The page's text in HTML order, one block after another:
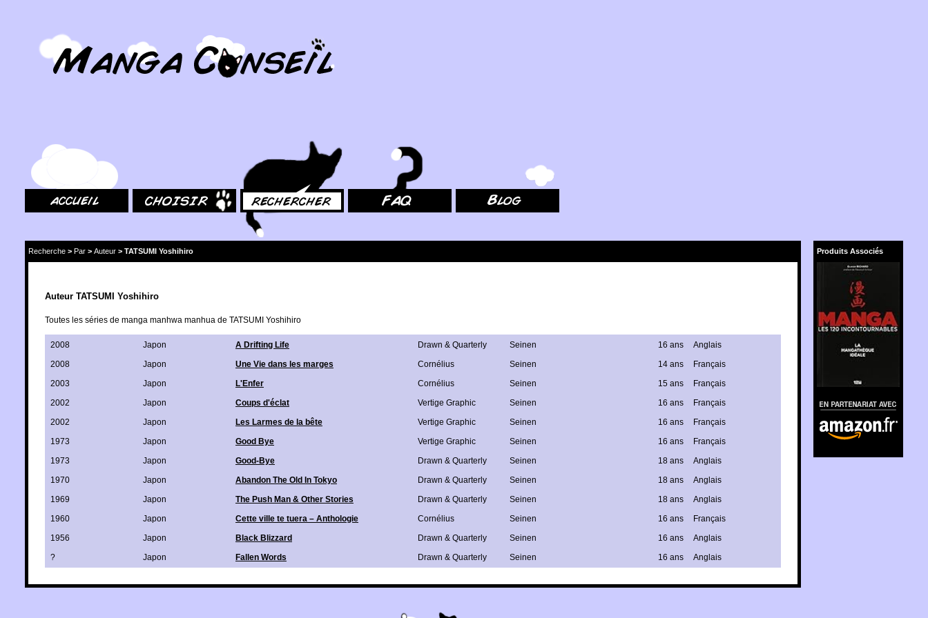
Produits Associés
En partenariat avec
Amazon.fr
Recherche > Par > Auteur > TATSUMI Yoshihiro
Auteur TATSUMI Yoshihiro
Toutes les séries de manga manhwa manhua de TATSUMI Yoshihiro
2008 Japon A Drifting Life Drawn & Quarterly Seinen 16 ans
Anglais
2008
Japon Une Vie dans les marges Cornélius Seinen 14 ans
Français
2003
Japon L'Enfer Cornélius Seinen 15 ans
Français
2002
Japon Coups d'éclat Vertige Graphic Seinen 16 ans
Français
2002
Japon Les Larmes de la bête Vertige Graphic Seinen 16 ans
Français
1973
Japon Good Bye Vertige Graphic Seinen 16 ans
Français
1973
Japon Good-Bye Drawn & Quarterly Seinen 18 ans
Anglais
1970
Japon Abandon The Old In Tokyo Drawn & Quarterly Seinen 18 ans
Anglais
1969
Japon The Push Man & Other Stories Drawn & Quarterly Seinen 18 ans
Anglais
1960
Japon Cette ville te tuera – Anthologie Cornélius Seinen 16 ans
Français
1956
Japon Black Blizzard Drawn & Quarterly Seinen 16 ans
Anglais
?
Japon Fallen Words Drawn & Quarterly Seinen 16 ans Anglais